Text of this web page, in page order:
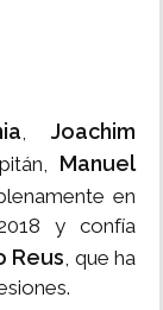
,Joachim
Manuel
en
y confía
Reus, que ha